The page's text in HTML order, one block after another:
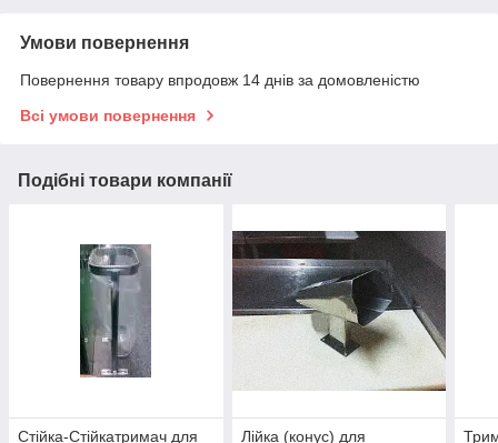
Умови повернення
Повернення товару впродовж 14 днів за домовленістю
Всі умови повернення
Подібні товари компанії
Стійка-Стійкатримач для
Лійка (конус) для